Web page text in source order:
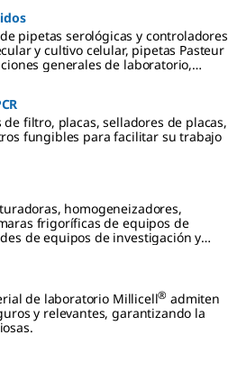
pipetas serológicas y controladores
y cultivo celular, pipetas Pasteur
generales de laboratorio,
y manipulación de
de filtro, placas, selladores de placas,
fungibles para facilitar su trabajo
homogeneizadores,
frigoríficas de equipos de
de equipos de investigación y
de laboratorio Millicell® admiten
y relevantes, garantizando la